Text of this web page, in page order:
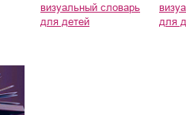
визуальный словарь
для детей
для